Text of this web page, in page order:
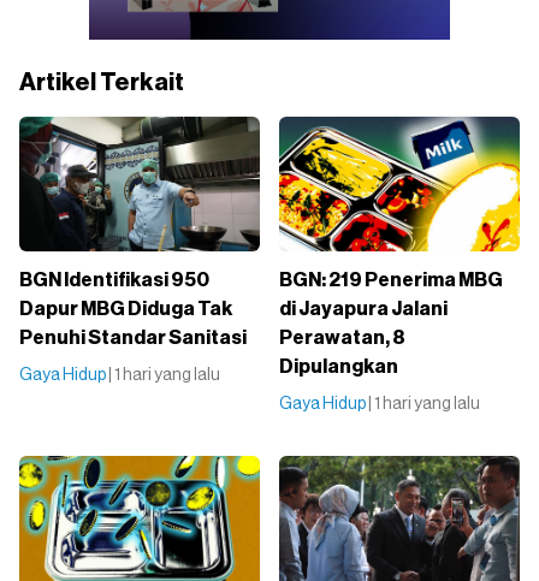
Artikel Terkait
BGN Identifikasi 950
Dapur MBG Diduga Tak
Penuhi Standar Sanitasi
Gaya Hidup | 1 hari yang lalu
BGN: 219 Penerima MBG
di Jayapura Jalani
Perawatan, 8
Dipulangkan
Gaya Hidup | 1 hari yang lalu